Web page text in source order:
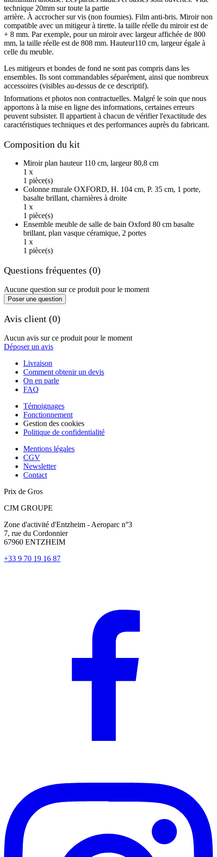
technique 20mm sur toute la partie
arrière. À accrocher sur vis (non fournies). Film anti-bris. Miroir non
compatible avec un mitigeur à tirette. la taille réelle du miroir est de
+ 8 mm. Par exemple, pour un miroir avec largeur affichée de 800
mm, la taille réelle est de 808 mm. Hauteur110 cm, largeur égale à
celle du meuble.
Les mitigeurs et bondes de fond ne sont pas compris dans les
ensembles. Ils sont commandables séparément, ainsi que nombreux
accessoires (visibles au-dessus de ce descriptif).
Informations et photos non contractuelles. Malgré le soin que nous
apportons à la mise en ligne des informations, certaines erreurs
peuvent subsister. Il appartient à chacun de vérifier l'exactitude des
caractéristiques techniques et des performances auprès du fabricant.
Composition du kit
Miroir plan hauteur 110 cm, largeur 80,8 cm
1 x
1 pièce(s)
Colonne murale OXFORD, H. 104 cm, P. 35 cm, 1 porte,
basalte brillant, charnières à droite
1 x
1 pièce(s)
Ensemble meuble de salle de bain Oxford 80 cm basalte
brillant, plan vasque céramique, 2 portes
1 x
1 pièce(s)
Questions fréquentes (0)
Aucune question sur ce produit pour le moment
Poser une question
Avis client (0)
Aucun avis sur ce produit pour le moment
Déposer un avis
Livraison
Comment obtenir un devis
On en parle
FAQ
Témoignages
Fonctionnement
Gestion des cookies
Politique de confidentialité
Mentions légales
CGV
Newsletter
Contact
Prix de Gros
CJM GROUPE
Zone d'activité d'Entzheim - Aeroparc n°3
7, rue du Cordonnier
67960 ENTZHEIM
+33 9 70 19 16 87